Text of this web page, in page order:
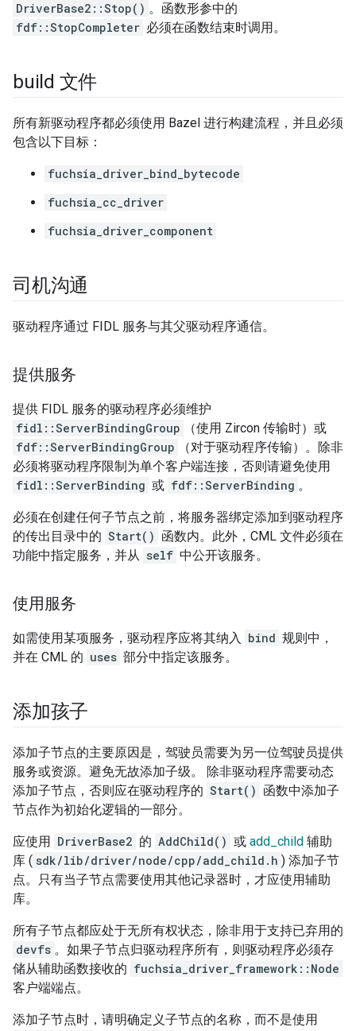
DriverBase2::Stop() 。函数形参中的
fdf::StopCompleter 必须在函数结束时调用。
build 文件
所有新驱动程序都必须使用 Bazel 进行构建流程，并且必须
包含以下目标：
fuchsia_driver_bind_bytecode
fuchsia_cc_driver
fuchsia_driver_component
司机沟通
驱动程序通过 FIDL 服务与其父驱动程序通信。
提供服务
提供 FIDL 服务的驱动程序必须维护
fidl::ServerBindingGroup
（使用 Zircon 传输时）或
fdf::ServerBindingGroup
（对于驱动程序传输）。除非
必须将驱动程序限制为单个客户端连接，否则请避免使用
fidl::ServerBinding 或 fdf::ServerBinding 。
必须在创建任何子节点之前，将服务器绑定添加到驱动程序
的传出目录中的 Start() 函数内。此外，CML 文件必须在
功能中指定服务，并从 self 中公开该服务。
使用服务
如需使用某项服务，驱动程序应将其纳入 bind 规则中，
并在 CML 的 uses 部分中指定该服务。
添加孩子
添加子节点的主要原因是，驾驶员需要为另一位驾驶员提供
服务或资源。避免无故添加子级。 除非驱动程序需要动态
添加子节点，否则应在驱动程序的 Start() 函数中添加子
节点作为初始化逻辑的一部分。
应使用 DriverBase2 的 AddChild() 或 add_child 辅助
库 ( sdk/lib/driver/node/cpp/add_child.h ) 添加子节
点。只有当子节点需要使用其他记录器时，才应使用辅助
库。
所有子节点都应处于无所有权状态，除非用于支持已弃用的
devfs 。如果子节点归驱动程序所有，则驱动程序必须存
储从辅助函数接收的 fuchsia_driver_framework::Node
客户端端点。
添加子节点时，请明确定义子节点的名称，而不是使用